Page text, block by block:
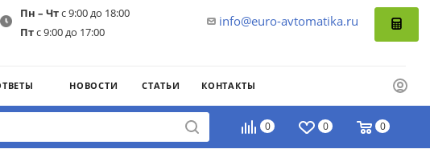
info@euro-avtomatika.ru
Пн – Чтс 9:00 до 18:00
Птс 9:00 до 17:00
НОВОСТИ СТАТЬИ КОНТАКТЫ
0 0 0